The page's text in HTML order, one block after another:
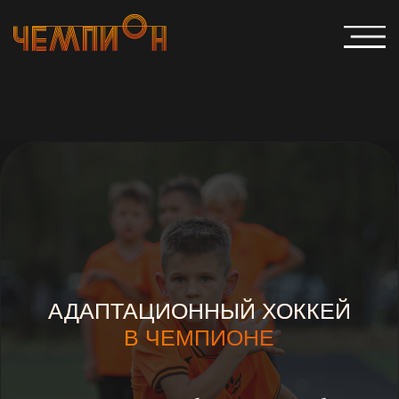
АДАПТАЦИОННЫЙ ХОККЕЙ
В ЧЕМПИОНЕ
Оставить заявку
Оставьте заявку на бесплатное пробное
занятие.
Поможем подобрать группу и ответим
на все вопросы